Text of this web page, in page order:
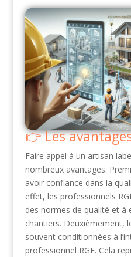
Les
Faire appel à un artisan
nombreux avantages.
avoir confiance dans la
effet, les professionnels
des normes de qualité et à
chantiers. Deuxièmement,
souvent conditionnées à
professionnel RGE. Cela